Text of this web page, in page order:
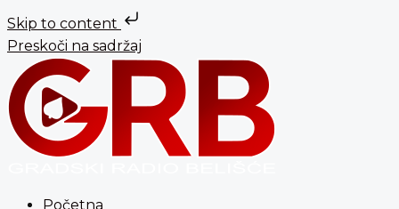
Skip to content
Preskoči na sadržaj
Početna